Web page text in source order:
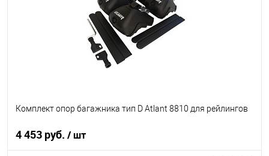
Комплект опор багажника тип D Atlant 8810 для рейлингов
4 453 руб. / шт